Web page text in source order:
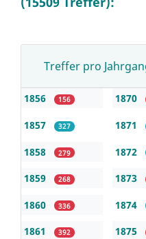
Treffer pro
1856 156
1857 327
1858 279
1859 268
1860 336
1861 392
1870
1871
1872
1873
1874
1875